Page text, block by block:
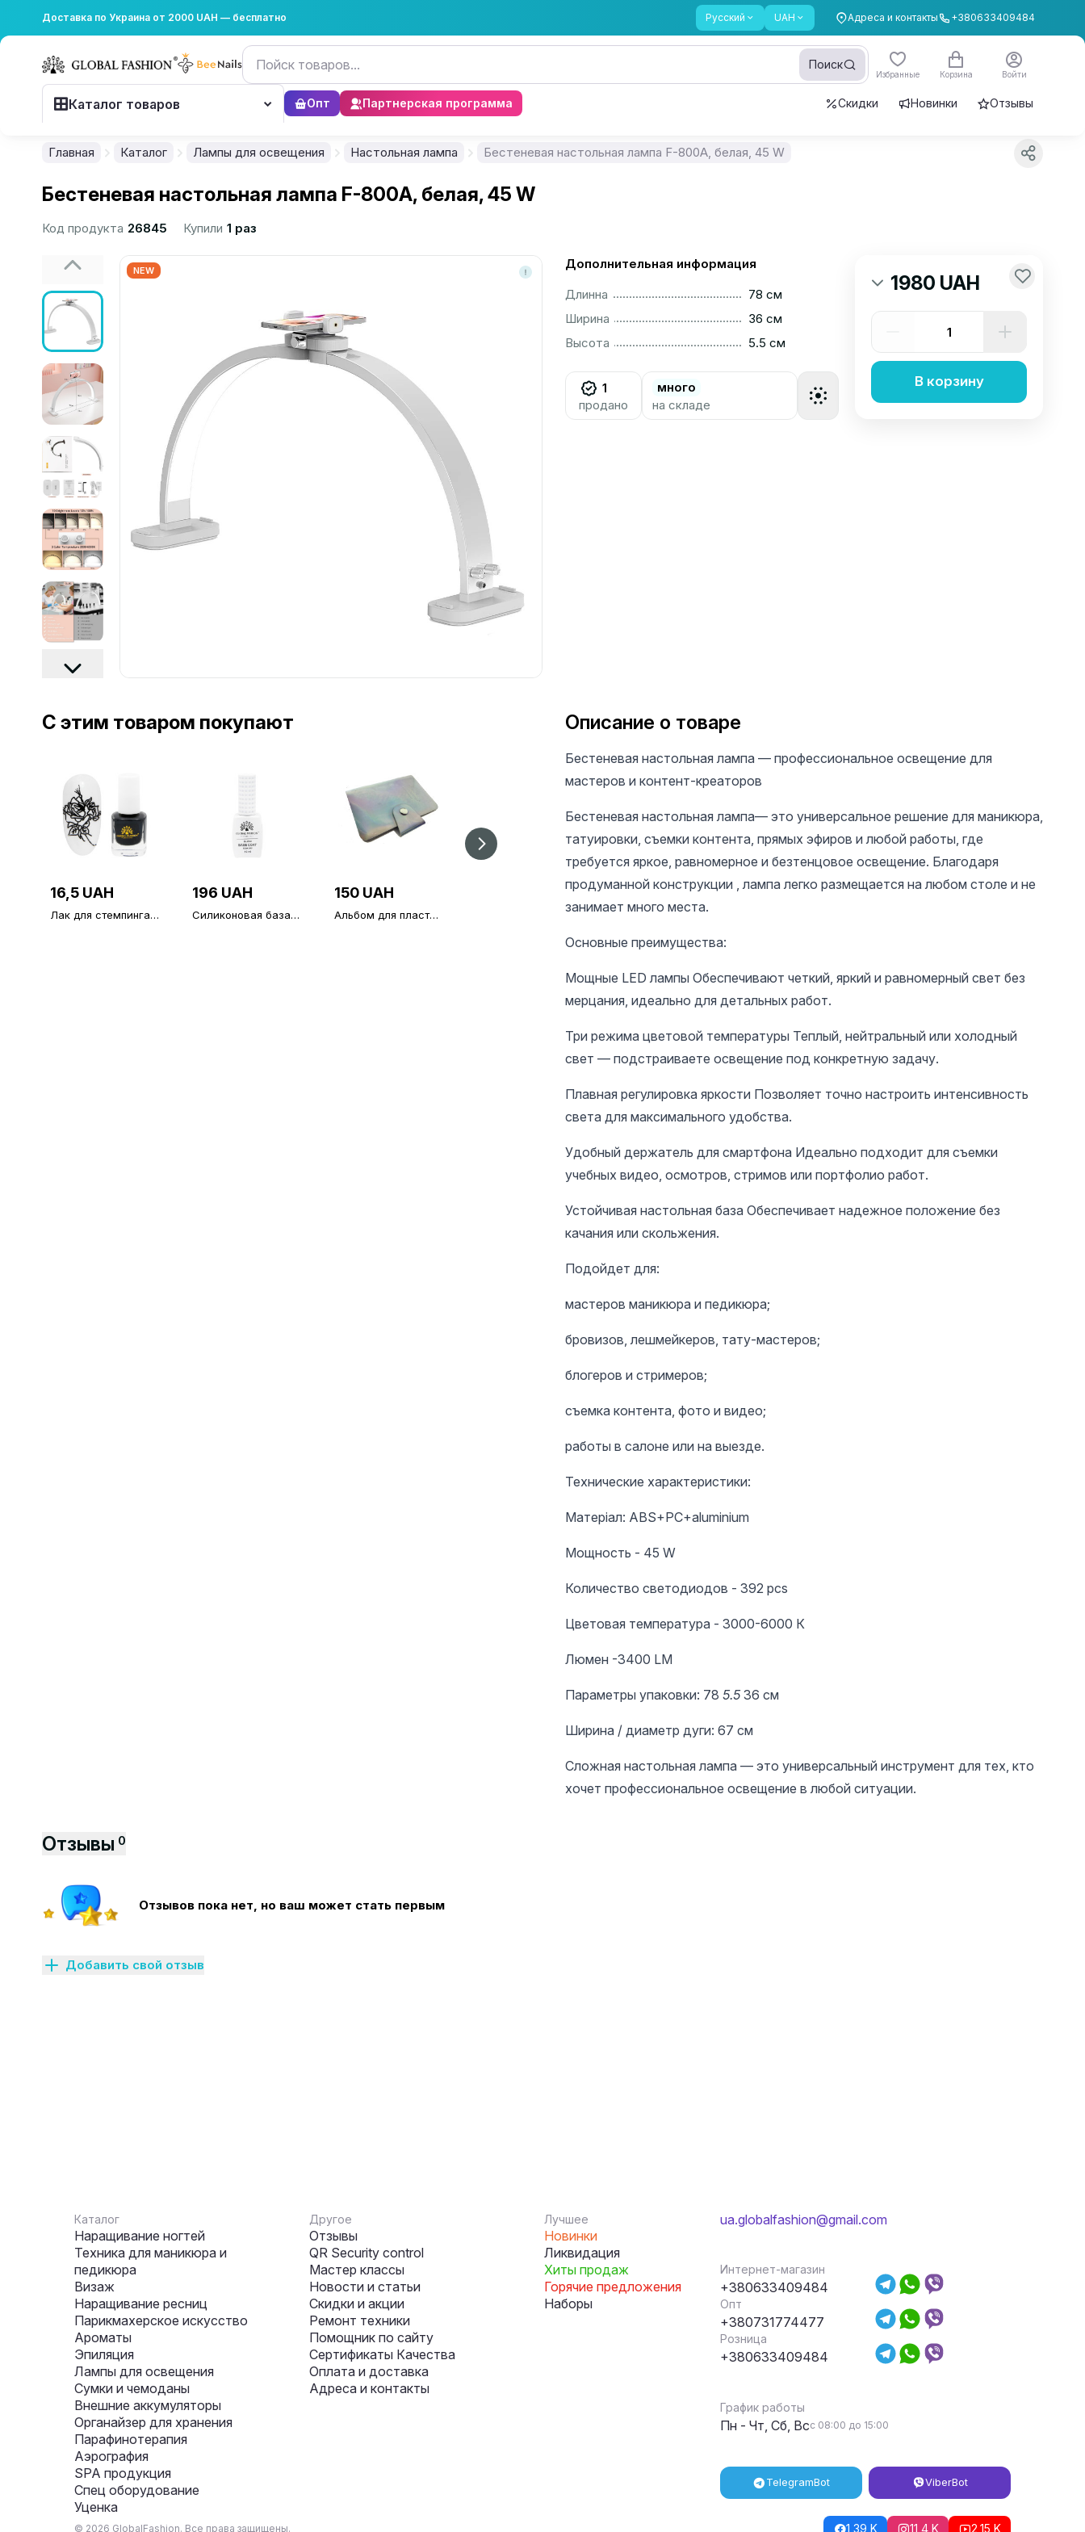
Доставка по Украина от 2000 UAH — бесплатно Русский UAH Адреса и контакты +380633409484
Поиск
Избранные Корзина Войти
Каталог товаров Опт Партнерская программа Скидки Новинки Отзывы
Главная Каталог Лампы для освещения Настольная лампа Бестеневая настольная лампа F-800A, белая, 45 W
Бестеневая настольная лампа F-800A, белая, 45 W
Код продукта 26845 Купили 1 раз
NEW
Дополнительная информация
Длинна
...................................................................................................................................................................................................................................... 78 см
Ширина
...................................................................................................................................................................................................................................... 36 см
Высота
...................................................................................................................................................................................................................................... 5.5 см
1
продано
много
на складе
1980 UAH
В корзину
С этим товаром покупают
16,5 UAH
Лак для стемпинга
196 UAH
Силиконовая база
150 UAH
Альбом для пластин
60 UAH
Гель лак Bee Nails 8
60 UAH 60 UAH
Описание о товаре
Бестеневая настольная лампа — профессиональное освещение для
мастеров и контент-креаторов
Бестеневая настольная лампа— это универсальное решение для маникюра,
татуировки, съемки контента, прямых эфиров и любой работы, где
требуется яркое, равномерное и безтенцовое освещение. Благодаря
продуманной конструкции , лампа легко размещается на любом столе и не
занимает много места.
Основные преимущества:
Мощные LED лампы Обеспечивают четкий, яркий и равномерный свет без
мерцания, идеально для детальных работ.
Три режима цветовой температуры Теплый, нейтральный или холодный
свет — подстраиваете освещение под конкретную задачу.
Плавная регулировка яркости Позволяет точно настроить интенсивность
света для максимального удобства.
Удобный держатель для смартфона Идеально подходит для съемки
учебных видео, осмотров, стримов или портфолио работ.
Устойчивая настольная база Обеспечивает надежное положение без
качания или скольжения.
Подойдет для:
мастеров маникюра и педикюра;
бровизов, лешмейкеров, тату-мастеров;
блогеров и стримеров;
съемка контента, фото и видео;
работы в салоне или на выезде.
Технические характеристики:
Матеріал: АВS+PC+aluminium
Мощность - 45 W
Количество светодиодов - 392 pcs
Цветовая температура - 3000-6000 К
Люмен -3400 LM
Параметры упаковки: 78 5.5 36 см
Ширина / диаметр дуги: 67 см
Сложная настольная лампа — это универсальный инструмент для тех, кто
хочет профессиональное освещение в любой ситуации.
Отзывы 0
Отзывов пока нет, но ваш может стать первым
Добавить свой отзыв
Каталог
Наращивание ногтей
Техника для маникюра и
педикюра
Визаж
Наращивание ресниц
Парикмахерское искусство
Ароматы
Эпиляция
Лампы для освещения
Сумки и чемоданы
Внешние аккумуляторы
Органайзер для хранения
Парафинотерапия
Аэрография
SPA продукция
Спец оборудование
Уценка
Другое
Отзывы
QR Security control
Мастер классы
Новости и статьи
Скидки и акции
Ремонт техники
Помощник по сайту
Сертификаты Качества
Оплата и доставка
Адреса и контакты
Лучшее
Новинки
Ликвидация
Хиты продаж
Горячие предложения
Наборы
ua.globalfashion@gmail.com
Интернет-магазин
+380633409484
Опт
+380731774477
Розница
+380633409484
График работы
Пн - Чт, Сб, Всс 08:00 до 15:00
TelegramBot ViberBot
© 2026 GlobalFashion. Все права защищены. 1,39 K 11,4 K 2,15 K